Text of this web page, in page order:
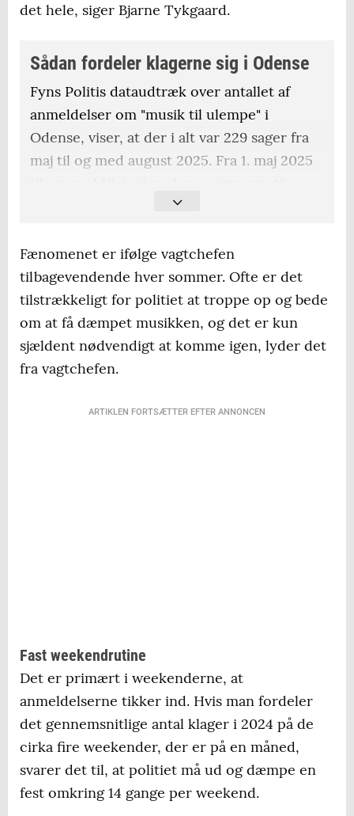
det hele, siger Bjarne Tykgaard.
Sådan fordeler klagerne sig i Odense
Fyns Politis dataudtræk over antallet af
anmeldelser om "musik til ulempe" i
Odense, viser, at der i alt var 229 sager fra
maj til og med august 2025. Fra 1. maj 2025
postnumre:
5000 Odense C: 111 (2024), 27 (2025)
5200 Odense V:19 (2024), 4 (2025)
5320 Agedrup:2 (2024), 2 (2025)
5491 Blommenslyst: 2 (2024), 0 (2025)
Kilde: Fyns Politi
Fænomenet er ifølge vagtchefen
tilbagevendende hver sommer. Ofte er det
tilstrækkeligt for politiet at troppe op og bede
om at få dæmpet musikken, og det er kun
sjældent nødvendigt at komme igen, lyder det
fra vagtchefen.
ARTIKLEN FORTSÆTTER EFTER ANNONCEN
Fast weekendrutine
Det er primært i weekenderne, at
anmeldelserne tikker ind. Hvis man fordeler
det gennemsnitlige antal klager i 2024 på de
cirka fire weekender, der er på en måned,
svarer det til, at politiet må ud og dæmpe en
fest omkring 14 gange per weekend.